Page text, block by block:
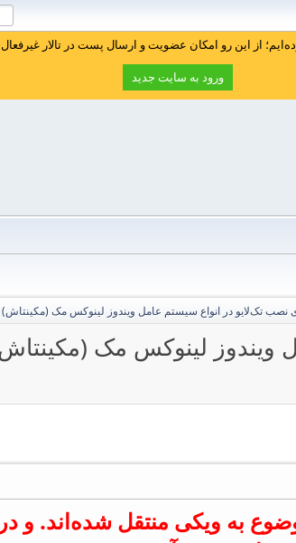
از این رو امکان عضویت و ارسال پست در تالار
ورود به سایت جدید
نصب تک‌لایو در انواع سیستم‌ عامل ویندوز لینوکس مک (مکینتاش)
ویندوز لینوکس مک
به ویکی منتقل شده‌اند. و